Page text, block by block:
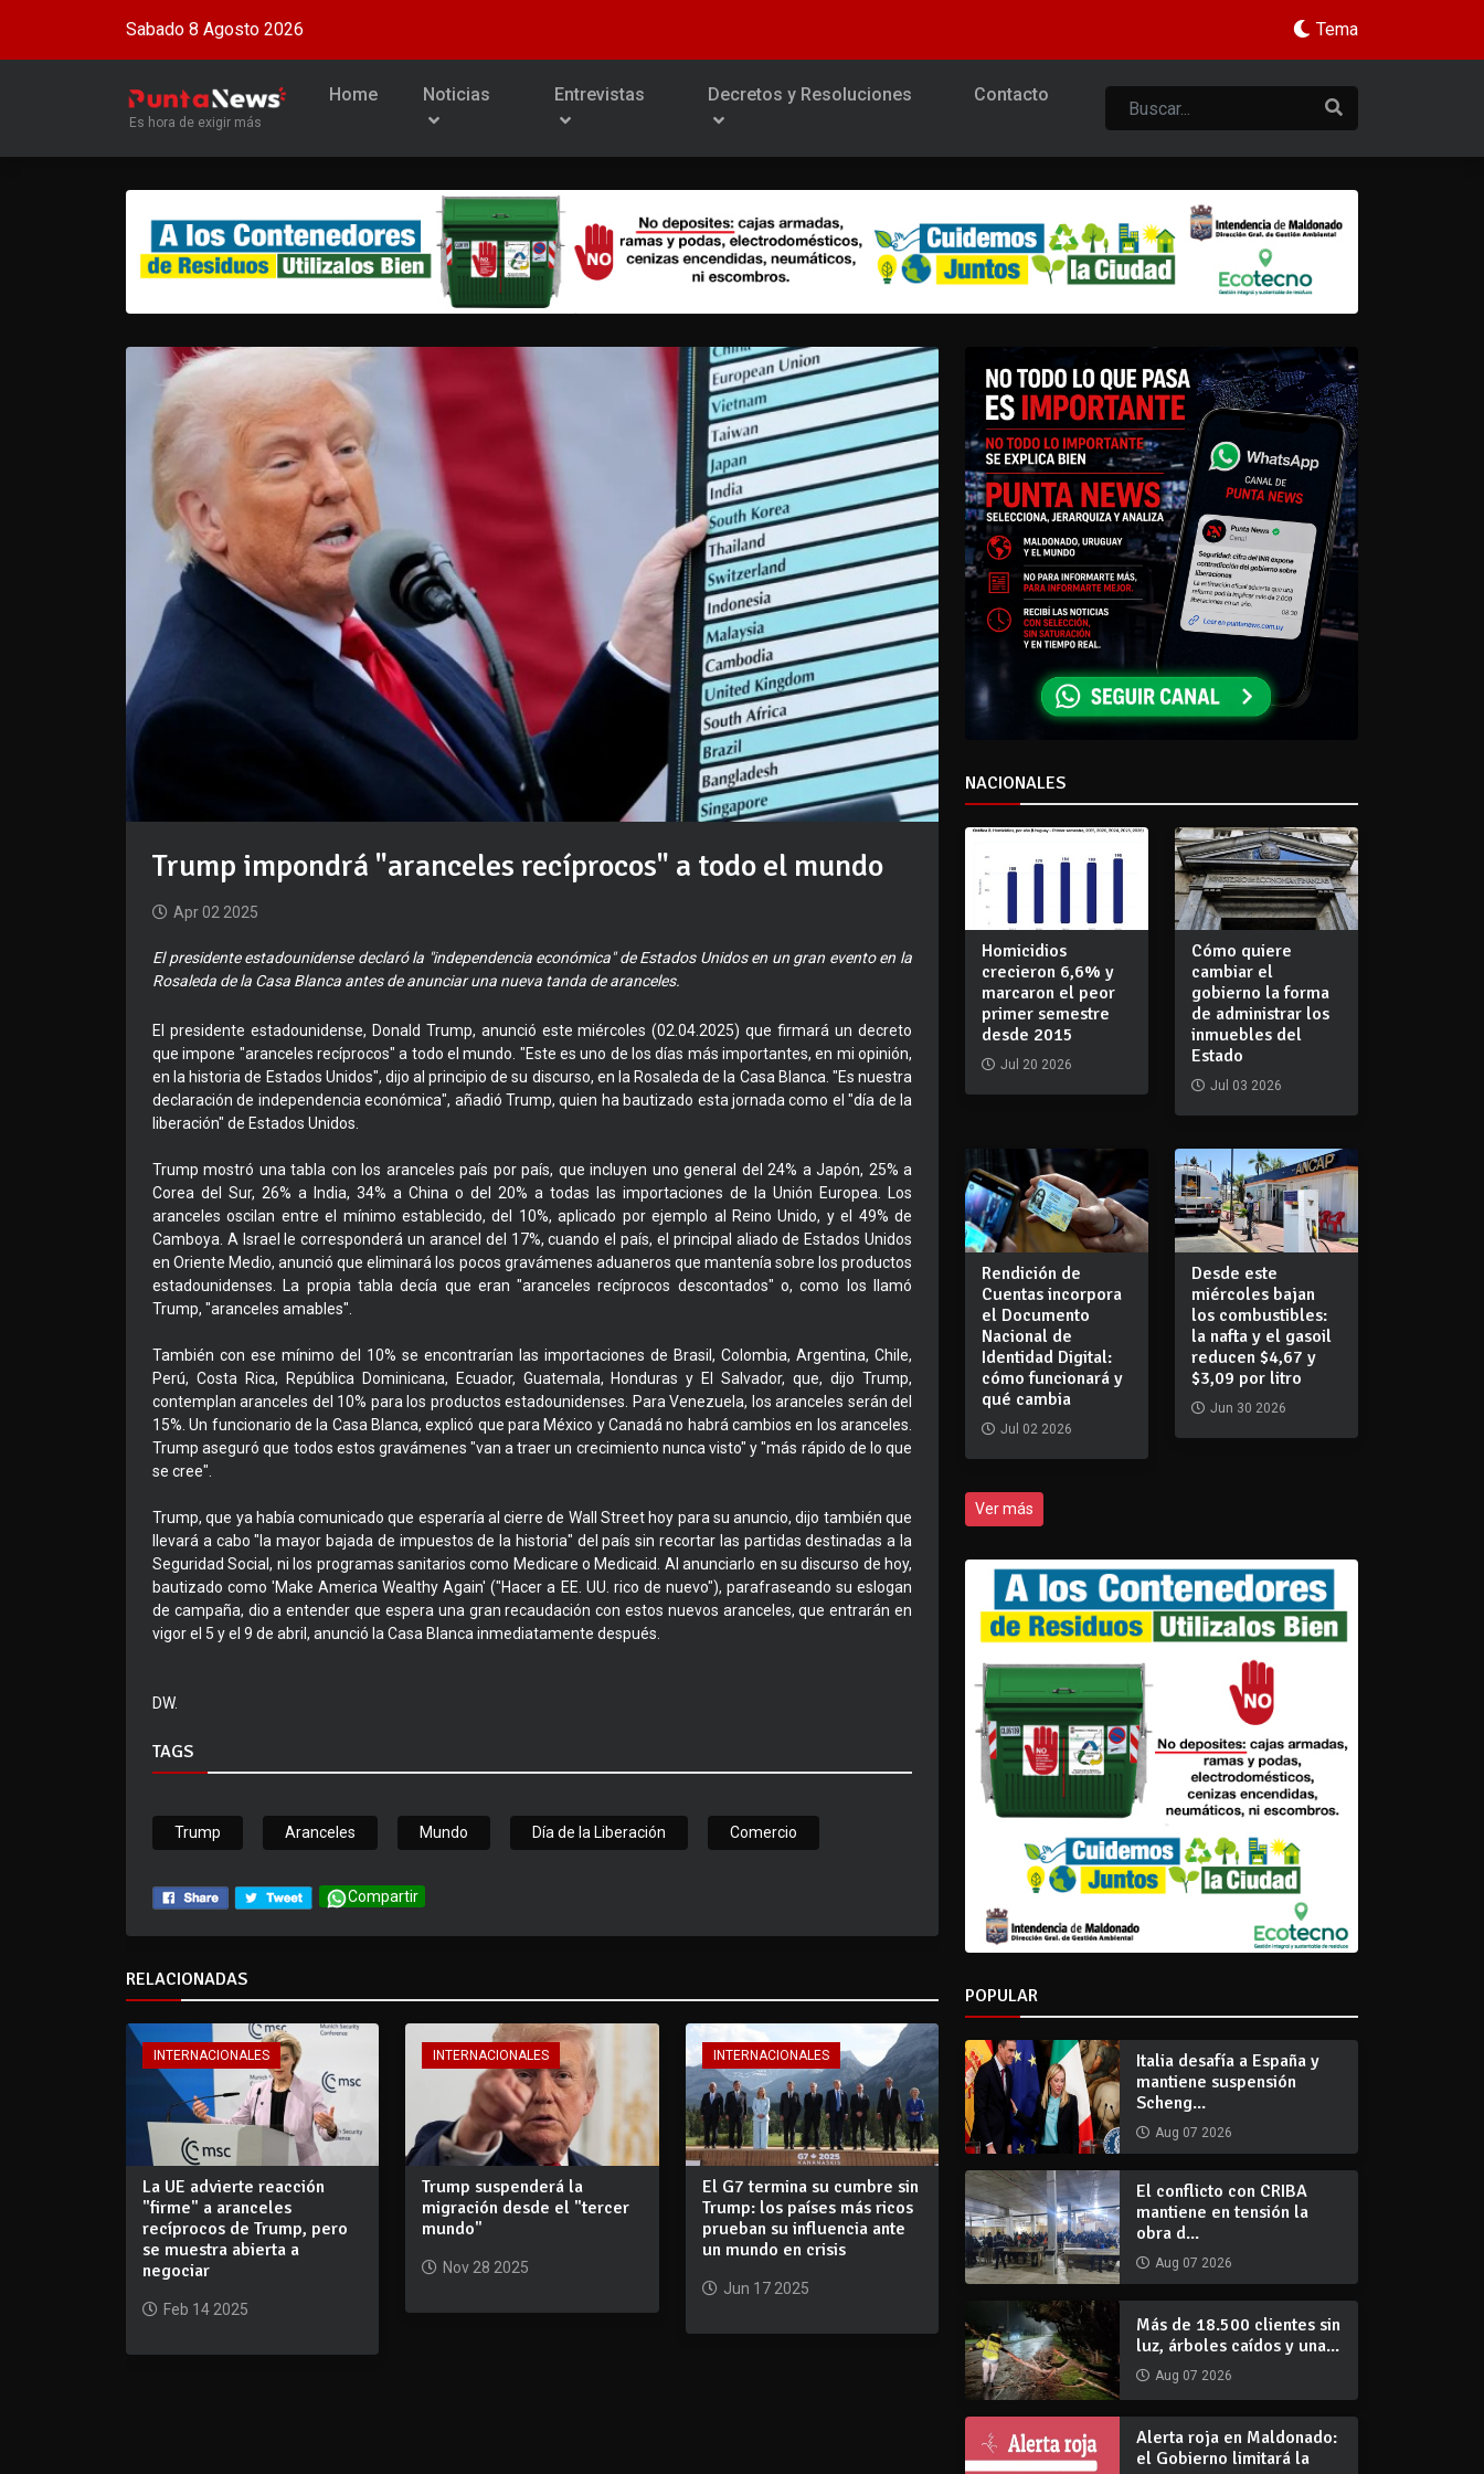
Sabado 8 Agosto 2026 Tema
Es hora de exigir más
Home Noticias Entrevistas Decretos y Resoluciones Contacto
Trump impondrá "aranceles recíprocos" a todo el mundo
Apr 02 2025
El presidente estadounidense declaró la "independencia económica" de Estados Unidos en un gran evento en la
Rosaleda de la Casa Blanca antes de anunciar una nueva tanda de aranceles.
El presidente estadounidense, Donald Trump, anunció este miércoles (02.04.2025) que firmará un decreto
que impone "aranceles recíprocos" a todo el mundo. "Este es uno de los días más importantes, en mi opinión,
en la historia de Estados Unidos", dijo al principio de su discurso, en la Rosaleda de la Casa Blanca. "Es nuestra
declaración de independencia económica", añadió Trump, quien ha bautizado esta jornada como el "día de la
liberación" de Estados Unidos.
Trump mostró una tabla con los aranceles país por país, que incluyen uno general del 24% a Japón, 25% a
Corea del Sur, 26% a India, 34% a China o del 20% a todas las importaciones de la Unión Europea. Los
aranceles oscilan entre el mínimo establecido, del 10%, aplicado por ejemplo al Reino Unido, y el 49% de
Camboya. A Israel le corresponderá un arancel del 17%, cuando el país, el principal aliado de Estados Unidos
en Oriente Medio, anunció que eliminará los pocos gravámenes aduaneros que mantenía sobre los productos
estadounidenses. La propia tabla decía que eran "aranceles recíprocos descontados" o, como los llamó
Trump, "aranceles amables".
También con ese mínimo del 10% se encontrarían las importaciones de Brasil, Colombia, Argentina, Chile,
Perú, Costa Rica, República Dominicana, Ecuador, Guatemala, Honduras y El Salvador, que, dijo Trump,
contemplan aranceles del 10% para los productos estadounidenses. Para Venezuela, los aranceles serán del
15%. Un funcionario de la Casa Blanca, explicó que para México y Canadá no habrá cambios en los aranceles.
Trump aseguró que todos estos gravámenes "van a traer un crecimiento nunca visto" y "más rápido de lo que
se cree".
Trump, que ya había comunicado que esperaría al cierre de Wall Street hoy para su anuncio, dijo también que
llevará a cabo "la mayor bajada de impuestos de la historia" del país sin recortar las partidas destinadas a la
Seguridad Social, ni los programas sanitarios como Medicare o Medicaid. Al anunciarlo en su discurso de hoy,
bautizado como 'Make America Wealthy Again' ("Hacer a EE. UU. rico de nuevo"), parafraseando su eslogan
de campaña, dio a entender que espera una gran recaudación con estos nuevos aranceles, que entrarán en
vigor el 5 y el 9 de abril, anunció la Casa Blanca inmediatamente después.
DW.
TAGS
Trump Aranceles Mundo Día de la Liberación Comercio
Compartir
RELACIONADAS
INTERNACIONALES
La UE advierte reacción
"firme" a aranceles
recíprocos de Trump, pero
se muestra abierta a
negociar
Feb 14 2025
INTERNACIONALES
Trump suspenderá la
migración desde el "tercer
mundo"
Nov 28 2025
INTERNACIONALES
El G7 termina su cumbre sin
Trump: los países más ricos
prueban su influencia ante
un mundo en crisis
Jun 17 2025
NACIONALES
Homicidios
crecieron 6,6% y
marcaron el peor
primer semestre
desde 2015
Jul 20 2026
Cómo quiere
cambiar el
gobierno la forma
de administrar los
inmuebles del
Estado
Jul 03 2026
Rendición de
Cuentas incorpora
el Documento
Nacional de
Identidad Digital:
cómo funcionará y
qué cambia
Jul 02 2026
Desde este
miércoles bajan
los combustibles:
la nafta y el gasoil
reducen $4,67 y
$3,09 por litro
Jun 30 2026
Ver más
POPULAR
Italia desafía a España y
mantiene suspensión
Scheng...
Aug 07 2026
El conflicto con CRIBA
mantiene en tensión la
obra d...
Aug 07 2026
Más de 18.500 clientes sin
luz, árboles caídos y una...
Aug 07 2026
Alerta roja en Maldonado:
el Gobierno limitará la